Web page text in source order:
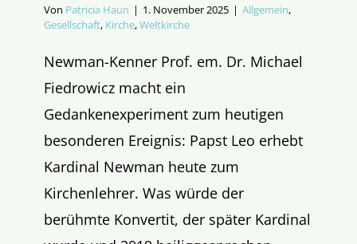
Von Patricia Haun | 1. November 2025 | Allgemein,
Gesellschaft, Kirche,Weltkirche
Newman-Kenner Prof. em. Dr. Michael
Fiedrowicz macht ein
Gedankenexperiment zum heutigen
besonderen Ereignis: Papst Leo erhebt
Kardinal Newman heute zum
Kirchenlehrer. Was würde der
berühmte Konvertit, der später Kardinal